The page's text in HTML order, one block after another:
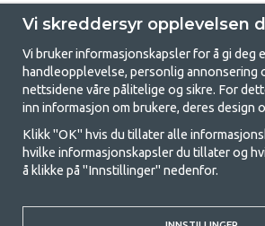
GetCamping - Din butikk
og friluftsliv
Camping kan enten være en livsstil eller en
felles eventyr. Uansett hvilken kategori du
campe, og derfor tilbyr vi veldig gode
Vi skreddersyr opplevelsen
Vi bruker informasjonskapsler for å gi deg
handleopplevelse, personlig annonsering
nettsidene våre pålitelige og sikre. For
inn informasjon om brukere, deres design
Klikk "OK" hvis du tillater alle
hvilke informasjonskapsler du tillater og
å klikke på "Innstillinger" nedenfor.